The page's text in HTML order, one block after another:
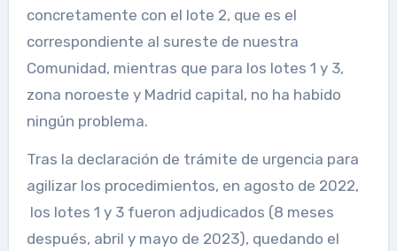
concretamente con el lote 2, que es el
correspondiente al sureste de nuestra
Comunidad, mientras que para los lotes 1 y 3,
zona noroeste y Madrid capital, no ha habido
ningún problema.
Tras la declaración de trámite de urgencia para
agilizar los procedimientos, en agosto de 2022,
los lotes 1 y 3 fueron adjudicados (8 meses
después, abril y mayo de 2023), quedando el